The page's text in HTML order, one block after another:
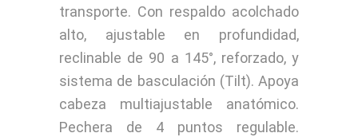
transporte. Con respaldo acolchado
alto, ajustable en profundidad,
reclinable de 90 a 145°, reforzado, y
sistema de basculación (Tilt). Apoya
cabeza multiajustable anatómico.
Pechera de 4 puntos regulable.